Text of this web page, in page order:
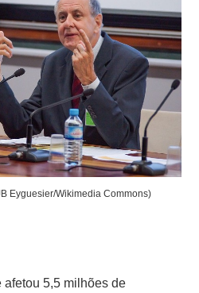
Eyguesier/Wikimedia Commons)
5,5 milhões de